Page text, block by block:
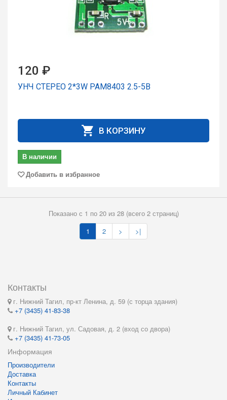
120 ₽
УНЧ СТЕРЕО 2*3W PAM8403 2.5-5В
В КОРЗИНУ
В наличии
Добавить в избранное
Показано с 1 по 20 из 28 (всего 2 страниц)
1
2 > >|
Контакты
г. Нижний Тагил, пр-кт Ленина, д. 59 (с торца здания)
+7 (3435) 41-83-38
г. Нижний Тагил, ул. Садовая, д. 2 (вход со двора)
+7 (3435) 41-73-05
Информация
Производители
Доставка
Контакты
Личный Кабинет